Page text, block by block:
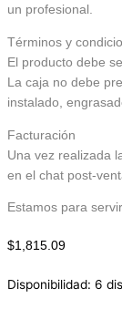
un profesional.
Términos y
El producto debe
La caja no debe
instalado,
Facturación
Una vez realizada
en el chat post-
Estamos para
$1,815.09
Disponibilidad: 6